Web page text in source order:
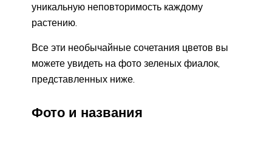
уникальную неповторимость каждому
растению.
Все эти необычайные сочетания цветов вы
можете увидеть на фото зеленых фиалок,
представленных ниже.
Фото и названия